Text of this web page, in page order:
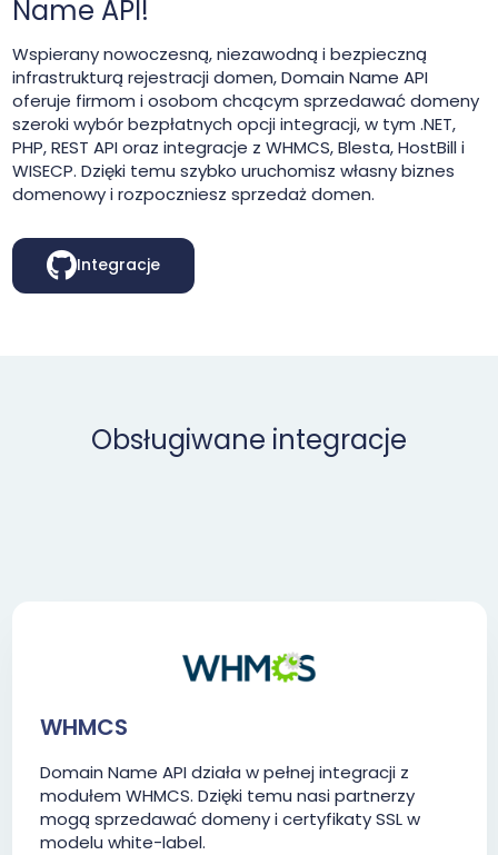
Name API!
Wspierany nowoczesną, niezawodną i bezpieczną
infrastrukturą rejestracji domen, Domain Name API
oferuje firmom i osobom chcącym sprzedawać domeny
szeroki wybór bezpłatnych opcji integracji, w tym .NET,
PHP, REST API oraz integracje z WHMCS, Blesta, HostBill i
WISECP. Dzięki temu szybko uruchomisz własny biznes
domenowy i rozpoczniesz sprzedaż domen.
Integracje
Obsługiwane integracje
WHMCS
Domain Name API działa w pełnej integracji z
modułem WHMCS. Dzięki temu nasi partnerzy
mogą sprzedawać domeny i certyfikaty SSL w
modelu white-label.